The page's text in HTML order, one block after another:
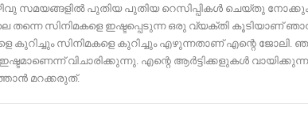
സമയങ്ങളിൽ പുതിയ പുതിയ റെസിപ്പികൾ ചെയ്‌തു
സിനിമകളെ ഇഷ്ടപ്പെടുന്ന ഒരു വ്യക്തി കൂടിയാണ്
കുറിച്ചും സിനിമകളെ കുറിച്ചും എഴുന്നതാണ് എന്റെ
വിചാരിക്കുന്നു. എന്റെ ആർട്ടിക്കളുകൾ
മറക്കരുത്.